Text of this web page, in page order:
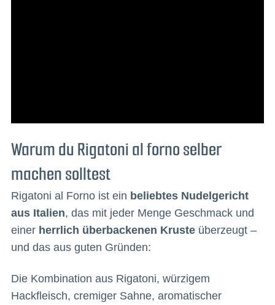
Warum du Rigatoni al forno selber
machen solltest
Rigatoni al Forno ist ein beliebtes Nudelgericht
aus Italien, das mit jeder Menge Geschmack und
einer herrlich überbackenen Krusteüberzeugt –
und das aus guten Gründen:
Die Kombination aus Rigatoni, würzigem
Hackfleisch, cremiger Sahne, aromatischer